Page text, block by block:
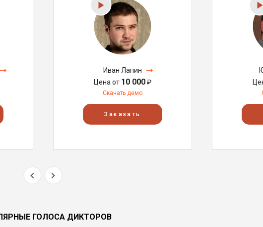
Иван Лапин
Цена от 10 000₽
Скачать демо
Заказать
ГОЛОСА ДИКТОРОВ